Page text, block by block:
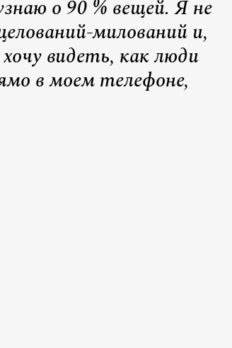
о 90 % вещей. Я не
милований и,
видеть, как люди
в моем телефоне,